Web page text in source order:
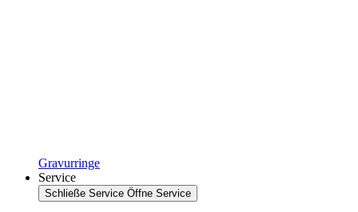
Gravurringe
Service
Schließe Service Öffne Service